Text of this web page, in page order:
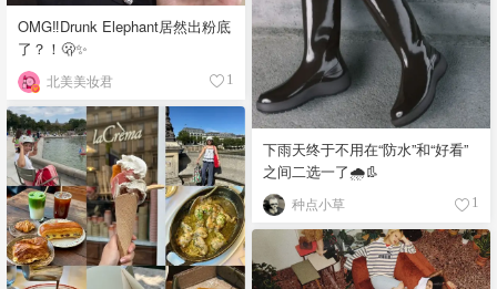
下雨天终于不用在“防水”和“好看”
之间二选一了🌧️👢
种点小草 1
OMG‼️Drunk Elephant居然出粉底
了？！🫢✨
北美美妆君 1